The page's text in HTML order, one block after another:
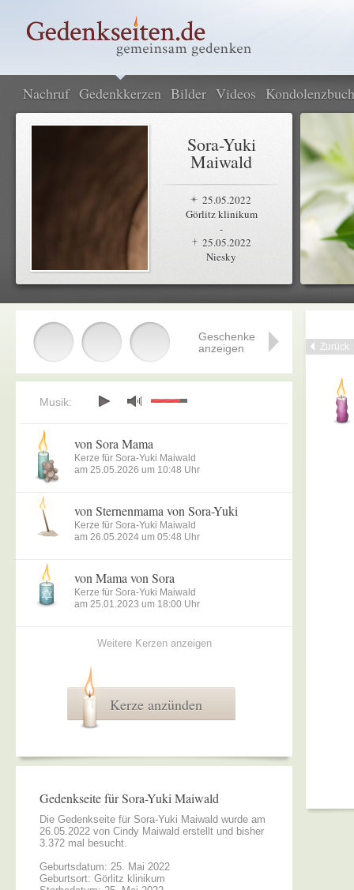
Nachruf Gedenkkerzen Bilder Videos Kondolenzbuch
Sora-Yuki
Maiwald
25.05.2022
Görlitz klinikum
-
25.05.2022
Niesky
Zurück
Geschenke
anzeigen
Musik:
von Sora Mama
Kerze für Sora-Yuki Maiwald
am 25.05.2026 um 10:48 Uhr
von Sternenmama von Sora-Yuki
Kerze für Sora-Yuki Maiwald
am 26.05.2024 um 05:48 Uhr
von Mama von Sora
Kerze für Sora-Yuki Maiwald
am 25.01.2023 um 18:00 Uhr
Weitere Kerzen anzeigen
Kerze anzünden
Gedenkseite für Sora-Yuki Maiwald
Die Gedenkseite für Sora-Yuki Maiwald wurde am
26.05.2022 von Cindy Maiwald erstellt und bisher
3.372 mal besucht.
Geburtsdatum: 25. Mai 2022
Geburtsort: Görlitz klinikum